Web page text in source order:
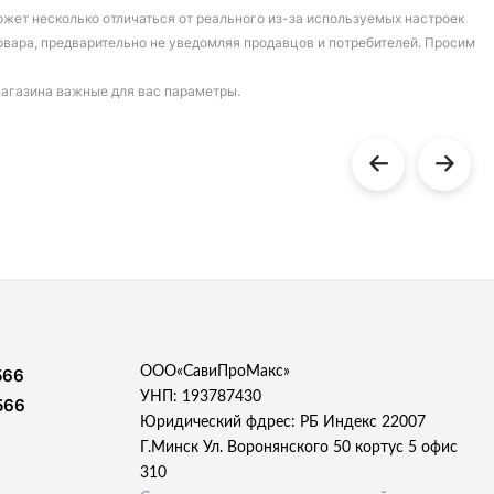
несколько отличаться от реального из-за используемых настроек
предварительно не уведомляя продавцов и потребителей. Просим
важные для вас параметры.
ООО«СавиПроМакс»
УНП: 193787430
Юридический фдрес: РБ Индекс 22007
Г.Минск Ул. Воронянского 50 кортус 5 офис
310